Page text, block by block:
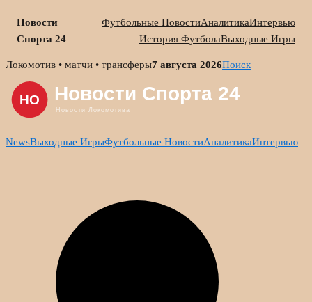
Новости
Спорта 24
Футбольные НовостиАналитикаИнтервью
История ФутболаВыходные Игры
Skip
content
Локомотив • матчи • трансферы7 августа 2026Поиск
NewsВыходные ИгрыФутбольные НовостиАналитикаИнтервью